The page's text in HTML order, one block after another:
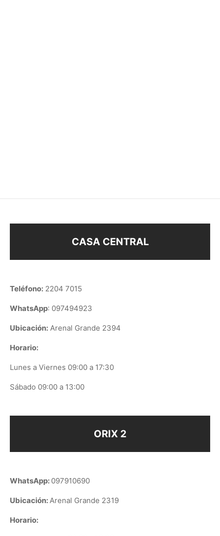
CASA CENTRAL
Teléfono: 2204 7015
WhatsApp: 097494923
Ubicación: Arenal Grande 2394
Horario:
Lunes a Viernes 09:00 a 17:30
Sábado 09:00 a 13:00
ORIX 2
WhatsApp: 097910690
Ubicación:Arenal Grande 2319
Horario: